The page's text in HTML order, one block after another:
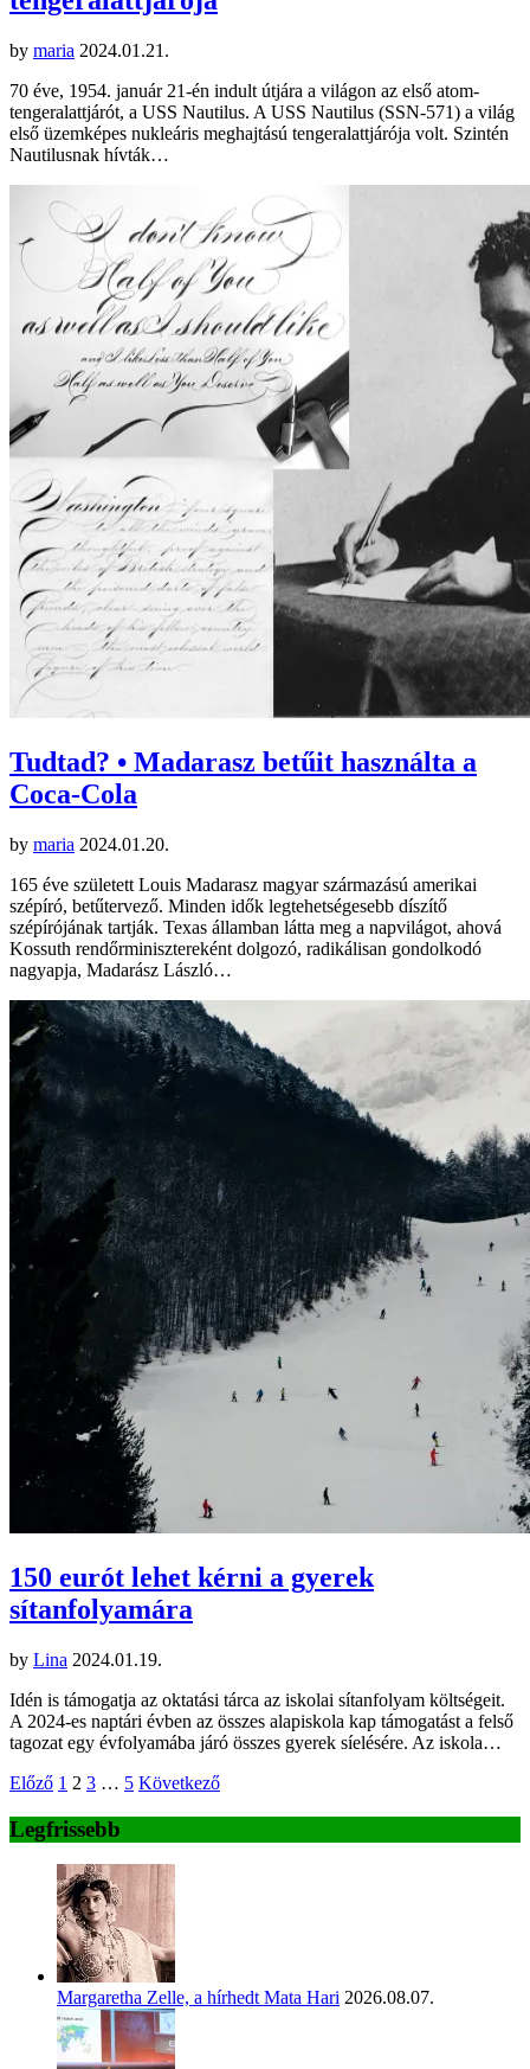
by maria 2024.01.21.
70 éve, 1954. január 21-én indult útjára a világon az első atom-
tengeralattjárót, a USS Nautilus. A USS Nautilus (SSN-571) a világ
első üzemképes nukleáris meghajtású tengeralattjárója volt. Szintén
Nautilusnak hívták…
Tudtad? • Madarasz betűit használta a
Coca-Cola
by maria 2024.01.20.
165 éve született Louis Madarasz magyar származású amerikai
szépíró, betűtervező. Minden idők legtehetségesebb díszítő
szépírójának tartják. Texas államban látta meg a napvilágot, ahová
Kossuth rendőrminisztereként dolgozó, radikálisan gondolkodó
nagyapja, Madarász László…
150 eurót lehet kérni a gyerek
sítanfolyamára
by Lina 2024.01.19.
Idén is támogatja az oktatási tárca az iskolai sítanfolyam költségeit.
A 2024-es naptári évben az összes alapiskola kap támogatást a felső
tagozat egy évfolyamába járó összes gyerek síelésére. Az iskola…
Bejegyzések
lapozása
Előző 1 2 3 … 5 Következő
Legfrissebb
Margaretha Zelle, a hírhedt Mata Hari 2026.08.07.